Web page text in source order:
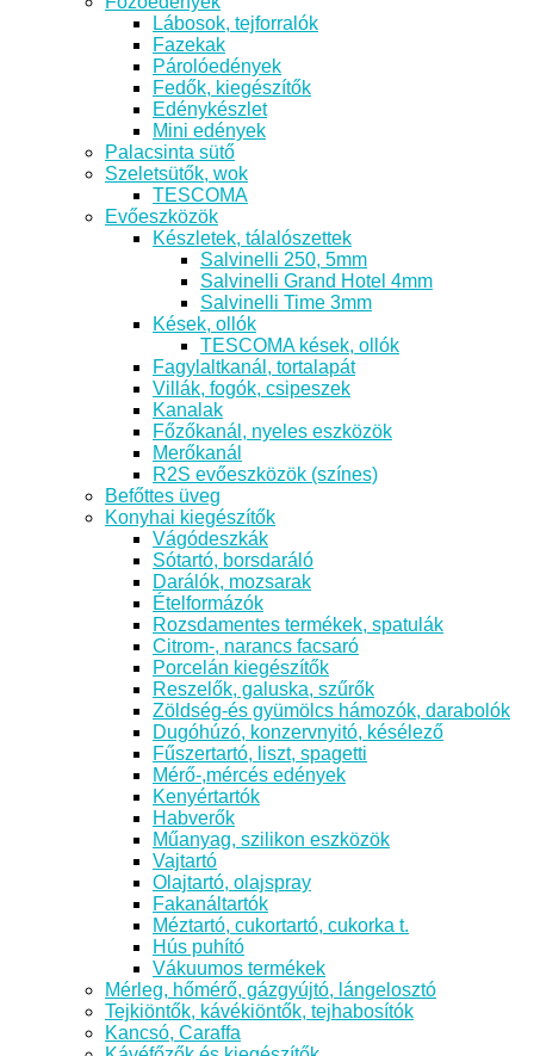
Lábosok, tejforralók
Fazekak
Párolóedények
Fedők, kiegészítők
Edénykészlet
Mini edények
Palacsinta sütő
Szeletsütők, wok
TESCOMA
Evőeszközök
Készletek, tálalószettek
Salvinelli 250, 5mm
Salvinelli Grand Hotel 4mm
Salvinelli Time 3mm
Kések, ollók
TESCOMA kések, ollók
Fagylaltkanál, tortalapát
Villák, fogók, csipeszek
Kanalak
Főzőkanál, nyeles eszközök
Merőkanál
R2S evőeszközök (színes)
Befőttes üveg
Konyhai kiegészítők
Vágódeszkák
Sótartó, borsdaráló
Darálók, mozsarak
Ételformázók
Rozsdamentes termékek, spatulák
Citrom-, narancs facsaró
Porcelán kiegészítők
Reszelők, galuska, szűrők
Zöldség-és gyümölcs hámozók, darabolók
Dugóhúzó, konzervnyitó, késélező
Fűszertartó, liszt, spagetti
Mérő-,mércés edények
Kenyértartók
Habverők
Műanyag, szilikon eszközök
Vajtartó
Olajtartó, olajspray
Fakanáltartók
Méztartó, cukortartó, cukorka t.
Hús puhító
Vákuumos termékek
Mérleg, hőmérő, gázgyújtó, lángelosztó
Tejkiöntők, kávékiöntők, tejhabosítók
Kancsó, Caraffa